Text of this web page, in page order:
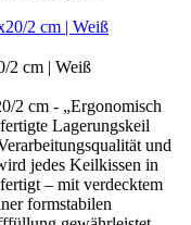
2 cm | Weiß
2 cm - „Ergonomisch
Lagerungskeil
und
jedes Keilkissen in
– mit verdecktem
formstabilen